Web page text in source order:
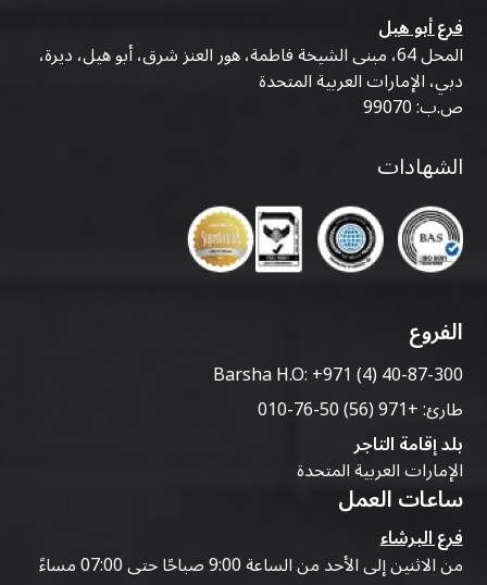
فرع أبو هيل
المحل 64، مبنى الشيخة فاطمة، هور العنز شرق، أبو هيل، ديرة،
دبي، الإمارات العربية المتحدة
ص.ب: 99070
الشهادات
الفروع
Barsha H.O:+971 (4) 40-87-300
طارئ:+971 (56) 50-76-010
بلد إقامة التاجر
الإمارات العربية المتحدة
ساعات العمل
فرع البرشاء
من الاثنين إلى الأحد من الساعة 9:00 صباحًا حتى 07:00 مساءً